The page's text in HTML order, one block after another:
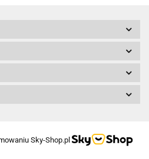
Sky-Shop.pl